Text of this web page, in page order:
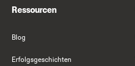
Ressourcen
Blog
Erfolgsgeschichten